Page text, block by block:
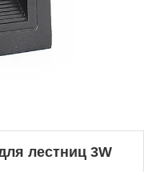
лестниц 3W